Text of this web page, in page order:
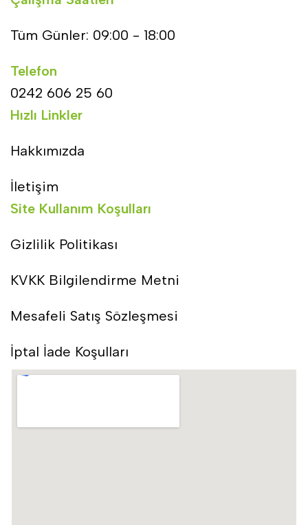
Tüm Günler: 09:00 - 18:00
Telefon
0242 606 25 60
Hızlı Linkler
Hakkımızda
İletişim
Site Kullanım Koşulları
Gizlilik Politikası
KVKK Bilgilendirme Metni
Mesafeli Satış Sözleşmesi
İptal İade Koşulları